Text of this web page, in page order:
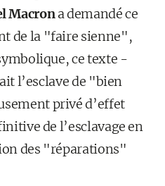
Macrona demandé ce
de la "faire sienne",
ce texte -
l’esclave de "bien
privé d’effet
de l’esclavage en
des "réparations"